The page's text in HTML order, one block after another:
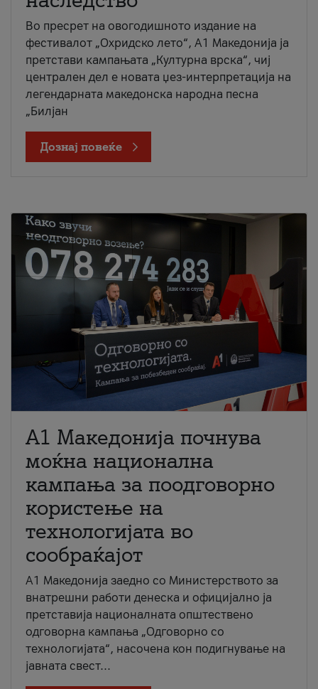
Во пресрет на овогодишното издание на
фестивалот „Охридско лето“, А1 Македонија ја
претстави кампањата „Културна врска“, чиј
централен дел е новата џез-интерпретација на
легендарната македонска народна песна
„Билјан
Дознај повеќе
A1 Македонија почнува
моќна национална
кампања за поодговорно
користење на
технологијата во
сообраќајот
A1 Македонија заедно со Министерството за
внатрешни работи денеска и официјално ја
претставија националната општествено
одговорна кампања „Одговорно со
технологијата“, насочена кон подигнување на
јавната свест...